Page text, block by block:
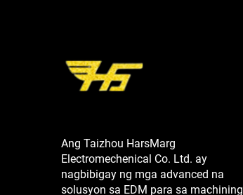
Ang Taizhou HarsMarg
Electromechenical Co. Ltd. ay
nagbibigay ng mga advanced na
solusyon sa EDM para sa machining